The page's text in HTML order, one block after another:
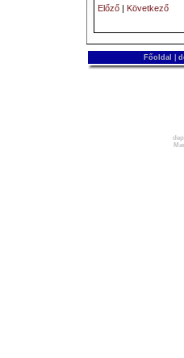
Előző | Következő
Főoldal